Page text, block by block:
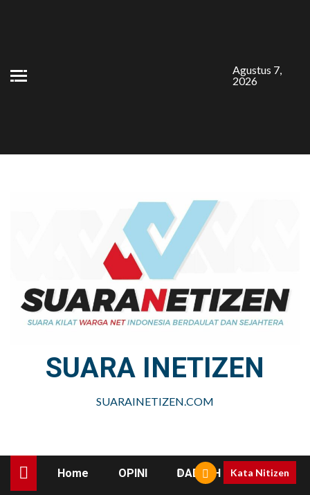
Agustus 7,
2026
SUARA INETIZEN
SUARAINETIZEN.COM
Home OPINI DAERAH Kata Nitizen